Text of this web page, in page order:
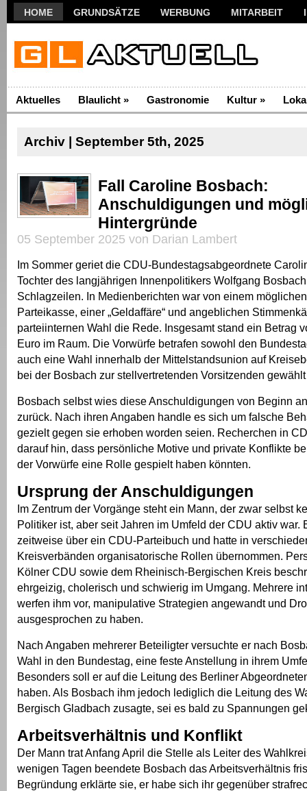
HOME GRUNDSÄTZE WERBUNG MITARBEIT
Aktuelles Blaulicht » Gastronomie Kultur »
Archiv | September 5th, 2025
Fall Caroline Bosbach:
Anschuldigungen und
Hintergründe
05 September 2025 von Darian Lambert
Im Sommer geriet die CDU-Bundestagsabgeordnete
Tochter des langjährigen Innenpolitikers Wolfgang
Schlagzeilen. In Medienberichten war von einem
Parteikasse, einer „Geldaffäre“ und angeblichen
parteiinternen Wahl die Rede. Insgesamt stand ein Betrag
Euro im Raum. Die Vorwürfe betrafen sowohl den
auch eine Wahl innerhalb der Mittelstandsunion auf
bei der Bosbach zur stellvertretenden Vorsitzenden
Bosbach selbst wies diese Anschuldigungen von Beginn
zurück. Nach ihren Angaben handle es sich um falsche
gezielt gegen sie erhoben worden seien. Recherchen in
darauf hin, dass persönliche Motive und private Konflikte
der Vorwürfe eine Rolle gespielt haben könnten.
Ursprung der Anschuldigungen
Im Zentrum der Vorgänge steht ein Mann, der zwar selbst
Politiker ist, aber seit Jahren im Umfeld der CDU aktiv war.
zeitweise über ein CDU-Parteibuch und hatte in
Kreisverbänden organisatorische Rollen übernommen.
Kölner CDU sowie dem Rheinisch-Bergischen Kreis
ehrgeizig, cholerisch und schwierig im Umgang. Mehrere
werfen ihm vor, manipulative Strategien angewandt und
ausgesprochen zu haben.
Nach Angaben mehrerer Beteiligter versuchte er nach
Wahl in den Bundestag, eine feste Anstellung in ihrem
Besonders soll er auf die Leitung des Berliner
haben. Als Bosbach ihm jedoch lediglich die Leitung des
Bergisch Gladbach zusagte, sei es bald zu Spannungen
Arbeitsverhältnis und Konflikt
Der Mann trat Anfang April die Stelle als Leiter des
wenigen Tagen beendete Bosbach das Arbeitsverhältnis
Begründung erklärte sie, er habe sich ihr gegenüber